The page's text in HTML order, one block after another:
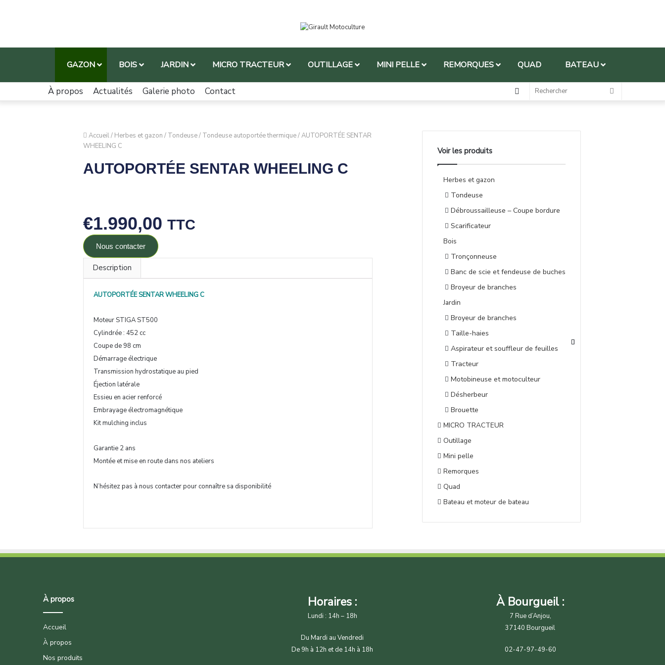
GAZON BOIS JARDIN MICRO TRACTEUR OUTILLAGE MINI PELLE REMORQUES QUAD BATEAU
À propos Actualités Galerie photo Contact
Accueil/ Herbes et gazon / Tondeuse/ Tondeuse autoportée thermique/AUTOPORTÉE SENTAR
WHEELING C
AUTOPORTÉE SENTAR WHEELING C
€1.990,00 TTC
Nous contacter
Description
AUTOPORTÉE SENTAR WHEELING C
Moteur STIGA ST500
Cylindrée : 452 cc
Coupe de 98 cm
Démarrage électrique
Transmission hydrostatique au pied
Éjection latérale
Essieu en acier renforcé
Embrayage électromagnétique
Kit mulching inclus
Garantie 2 ans
Montée et mise en route dans nos ateliers
N’hésitez pas à nous contacter pour connaître sa disponibilité
Voir les produits
Herbes et gazon
Tondeuse
Débroussailleuse – Coupe bordure
Scarificateur
Bois
Tronçonneuse
Banc de scie et fendeuse de buches
Broyeur de branches
Jardin
Broyeur de branches
Taille-haies
Aspirateur et souffleur de feuilles
Tracteur
Motobineuse et motoculteur
Désherbeur
Brouette
MICRO TRACTEUR
Outillage
Mini pelle
Remorques
Quad
Bateau et moteur de bateau
À propos
Accueil
À propos
Nos produits
Horaires :
Lundi : 14h – 18h
Du Mardi au Vendredi
De 9h à 12h et de 14h à 18h
À Bourgueil :
7 Rue d’Anjou,
37140 Bourgueil
02-47-97-49-60